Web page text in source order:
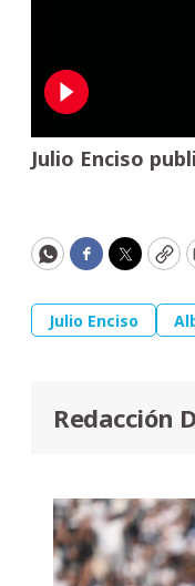
Julio Enciso
WhatsApp
Facebook
Twitter
Julio Enciso
Redacción